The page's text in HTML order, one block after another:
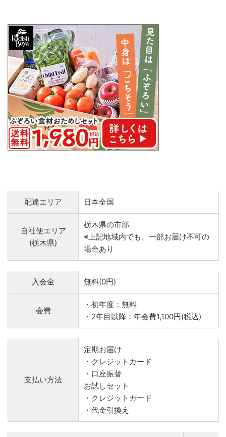
配達エリア 日本全国
自社便エリア
(栃木県)
栃木県の市部
※上記地域内でも、一部お届け不可の
場合あり
入会金 無料(0円)
会費
・初年度：無料
・2年目以降：年会費1,100円(税込)
支払い方法
定期お届け
・クレジットカード
・口座振替
お試しセット
・クレジットカード
・代金引換え